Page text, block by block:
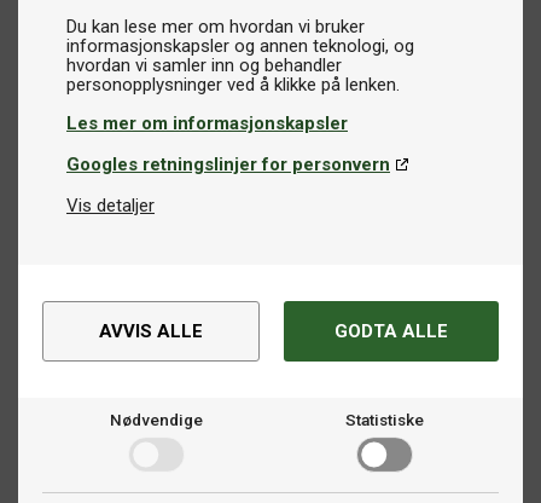
Du kan lese mer om hvordan vi bruker
informasjonskapsler og annen teknologi, og
hvordan vi samler inn og behandler
Les mer om informasjonskapsler
Googles retningslinjer for personvern
Vis detaljer
AVVIS ALLE GODTA ALLE
Nødvendige Statistiske